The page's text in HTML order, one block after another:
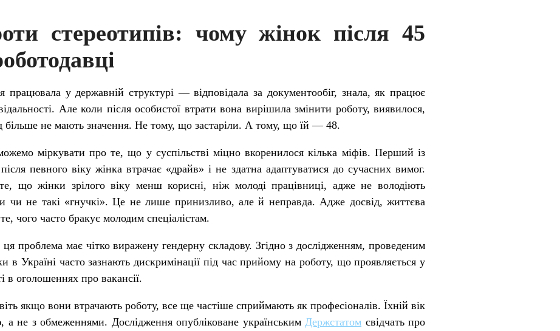
стереотипів: чому жінок після 45
у державній структурі — відповідала за документообіг, знала, як працює
Але коли після особистої втрати вона вирішила змінити роботу, виявилося,
більше не мають значення. Не тому, що застаріли. А тому, що їй — 48.
можемо міркувати про те, що у суспільстві міцно вкоренилося кілька міфів. Перший із
певного віку жінка втрачає «драйв» і не здатна адаптуватися до сучасних вимог.
що жінки зрілого віку менш корисні, ніж молоді працівниці, адже не володіють
чи не такі «гнучкі». Це не лише принизливо, але й неправда. Адже досвід, життєва
чого часто бракує молодим спеціалістам.
проблема має чітко виражену гендерну складову. Згідно з дослідженням, проведеним
в Україні часто зазнають дискримінації під час прийому на роботу, що проявляється у
в оголошеннях про вакансії.
якщо вони втрачають роботу, все ще частіше сприймають як професіоналів. Їхній вік
а не з обмеженнями. Дослідження опубліковане українським Держстатом свідчать про